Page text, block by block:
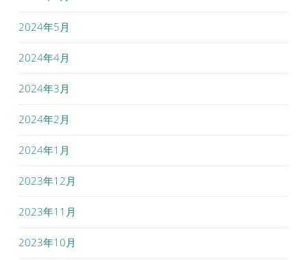
2024年5月
2024年4月
2024年3月
2024年2月
2024年1月
2023年12月
2023年11月
2023年10月